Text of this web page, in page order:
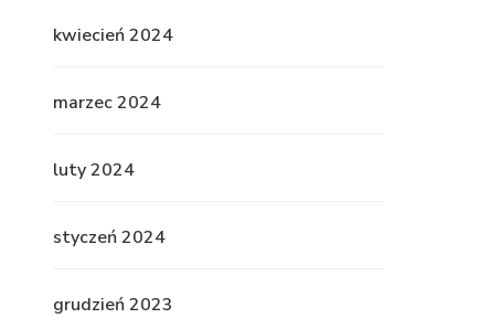
kwiecień 2024
marzec 2024
luty 2024
styczeń 2024
grudzień 2023